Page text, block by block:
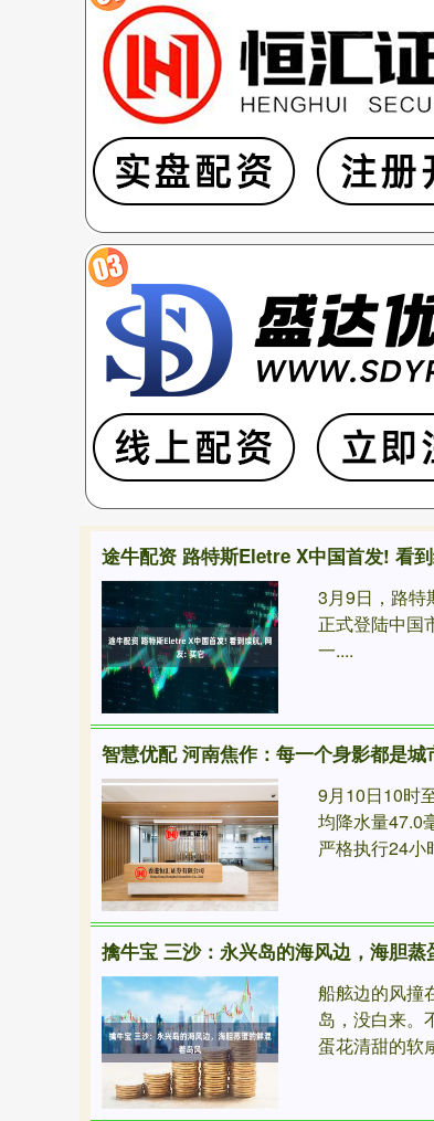
途牛配资 路特斯Eletre X中国首发! 看
3月9日，路特
正式登陆中国
一....
智慧优配 河南焦作：每一个身影都是城
9月10日10时
均降水量47.0
严格执行24小
擒牛宝 三沙：永兴岛的海风边，海胆蒸
船舷边的风撞
岛，没白来。
蛋花清甜的软